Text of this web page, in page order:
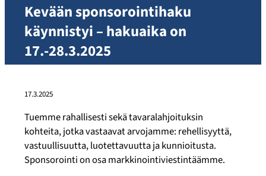
Kevään sponsorointihaku
käynnistyi – hakuaika on
17.-28.3.2025
17.3.2025
Tuemme rahallisesti sekä tavaralahjoituksin
kohteita, jotka vastaavat arvojamme: rehellisyyttä,
vastuullisuutta, luotettavuutta ja kunnioitusta.
Sponsorointi on osa markkinointiviestintäämme.